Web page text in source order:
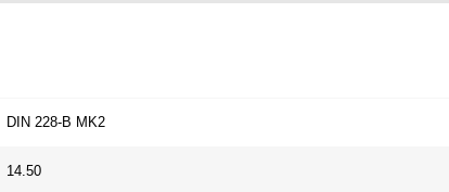
DIN 228-B MK2
14.50